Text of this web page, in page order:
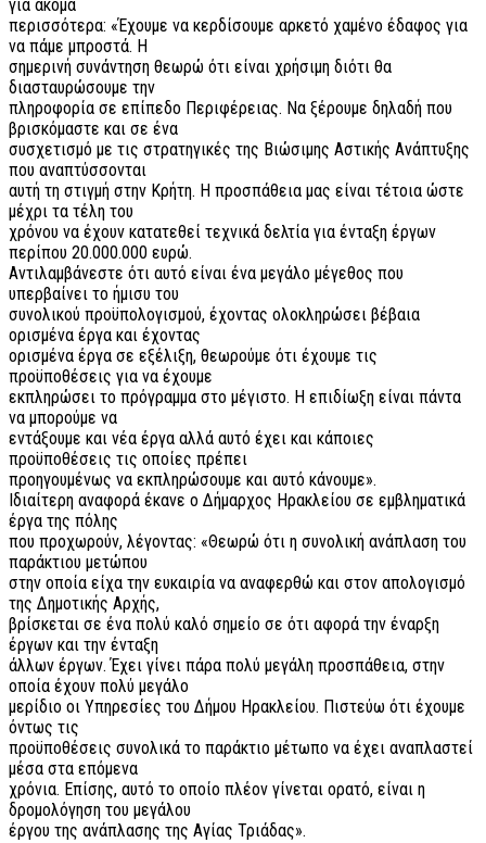
για ακόμα
περισσότερα: «Έχουμε να κερδίσουμε αρκετό χαμένο έδαφος για
να πάμε μπροστά. Η
σημερινή συνάντηση θεωρώ ότι είναι χρήσιμη διότι θα
διασταυρώσουμε την
πληροφορία σε επίπεδο Περιφέρειας. Να ξέρουμε δηλαδή που
βρισκόμαστε και σε ένα
συσχετισμό με τις στρατηγικές της Βιώσιμης Αστικής Ανάπτυξης
που αναπτύσσονται
αυτή τη στιγμή στην Κρήτη. Η προσπάθεια μας είναι τέτοια ώστε
μέχρι τα τέλη του
χρόνου να έχουν κατατεθεί τεχνικά δελτία για ένταξη έργων
περίπου 20.000.000 ευρώ.
Αντιλαμβάνεστε ότι αυτό είναι ένα μεγάλο μέγεθος που
υπερβαίνει το ήμισυ του
συνολικού προϋπολογισμού, έχοντας ολοκληρώσει βέβαια
ορισμένα έργα και έχοντας
ορισμένα έργα σε εξέλιξη, θεωρούμε ότι έχουμε τις
προϋποθέσεις για να έχουμε
εκπληρώσει το πρόγραμμα στο μέγιστο. Η επιδίωξη είναι πάντα
να μπορούμε να
εντάξουμε και νέα έργα αλλά αυτό έχει και κάποιες
προϋποθέσεις τις οποίες πρέπει
προηγουμένως να εκπληρώσουμε και αυτό κάνουμε».
Ιδιαίτερη αναφορά έκανε ο Δήμαρχος Ηρακλείου σε εμβληματικά
έργα της πόλης
που προχωρούν, λέγοντας: «Θεωρώ ότι η συνολική ανάπλαση του
παράκτιου μετώπου
στην οποία είχα την ευκαιρία να αναφερθώ και στον απολογισμό
της Δημοτικής Αρχής,
βρίσκεται σε ένα πολύ καλό σημείο σε ότι αφορά την έναρξη
έργων και την ένταξη
άλλων έργων. Έχει γίνει πάρα πολύ μεγάλη προσπάθεια, στην
οποία έχουν πολύ μεγάλο
μερίδιο οι Υπηρεσίες του Δήμου Ηρακλείου. Πιστεύω ότι έχουμε
όντως τις
προϋποθέσεις συνολικά το παράκτιο μέτωπο να έχει αναπλαστεί
μέσα στα επόμενα
χρόνια. Επίσης, αυτό το οποίο πλέον γίνεται ορατό, είναι η
δρομολόγηση του μεγάλου
έργου της ανάπλασης της Αγίας Τριάδας».